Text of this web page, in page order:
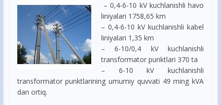
– 0,4-6-10 kV kuchlanishli havo
liniyalari 1758,65 km
– 0,4-6-10 kV kuchlanishli kabel
liniyalari 1,35 km
– 6-10/0,4 kV kuchlanishli
transformator punktlari 370 ta
– 6-10 kV kuchlanishli
transformator punktlarining umumiy quvvati 49 ming kVA
dan ortiq.